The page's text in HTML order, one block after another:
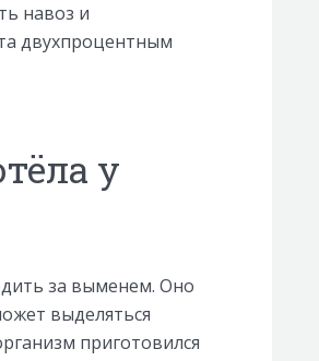
навоз и
двухпроцентным
у
за выменем. Оно
выделяться
приготовился